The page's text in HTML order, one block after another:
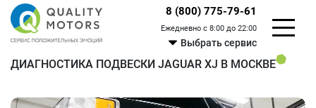
8 (800) 775-79-61
Ежедневно с 8:00 до 22:00
Выбрать сервис
ДИАГНОСТИКА ПОДВЕСКИ JAGUAR XJ В МОСКВЕ